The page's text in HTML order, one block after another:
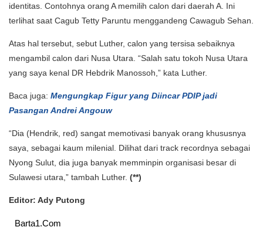
identitas. Contohnya orang A memilih calon dari daerah A. Ini
terlihat saat Cagub Tetty Paruntu menggandeng Cawagub Sehan.
Atas hal tersebut, sebut Luther, calon yang tersisa sebaiknya
mengambil calon dari Nusa Utara. “Salah satu tokoh Nusa Utara
yang saya kenal DR Hebdrik Manossoh,” kata Luther.
Baca juga: Mengungkap Figur yang Diincar PDIP jadi
Pasangan Andrei Angouw
“Dia (Hendrik, red) sangat memotivasi banyak orang khususnya
saya, sebagai kaum milenial. Dilihat dari track recordnya sebagai
Nyong Sulut, dia juga banyak memminpin organisasi besar di
Sulawesi utara,” tambah Luther. (**)
Editor: Ady Putong
Barta1.Com